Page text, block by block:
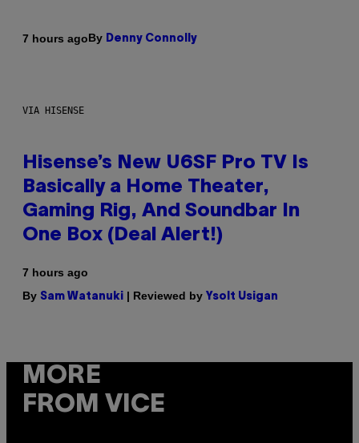
7 hours agoBy Denny Connolly
VIA HISENSE
Hisense’s New U6SF Pro TV Is
Basically a Home Theater,
Gaming Rig, And Soundbar In
One Box (Deal Alert!)
7 hours ago
By Sam Watanuki | Reviewed by Ysolt Usigan
MORE
FROM VICE